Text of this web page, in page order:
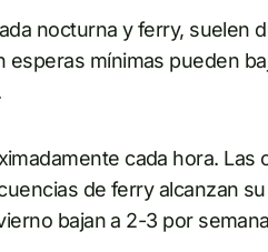
nocturna y ferry, suelen
esperas mínimas pueden
cada hora.
de ferry alcanzan
bajan a 2-3 por